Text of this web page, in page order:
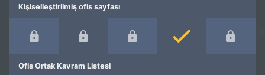
Kişiselleştirilmiş ofis sayfası
Ofis Ortak Kavram Listesi